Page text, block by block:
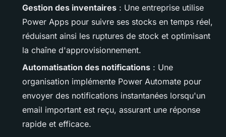
Gestion des inventaires : Une entreprise utilise
Power Apps pour suivre ses stocks en temps réel,
réduisant ainsi les ruptures de stock et optimisant
la chaîne d'approvisionnement.
Automatisation des notifications : Une
organisation implémente Power Automate pour
envoyer des notifications instantanées lorsqu'un
email important est reçu, assurant une réponse
rapide et efficace.